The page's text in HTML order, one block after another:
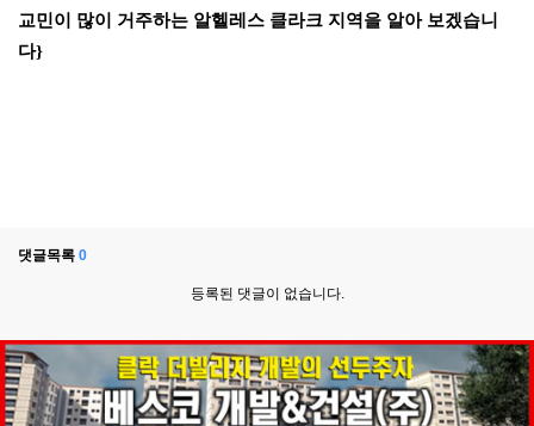
교민이 많이 거주하는 알헬레스 클라크 지역을 알아 보겠습니
다}
댓글목록 0
등록된 댓글이 없습니다.